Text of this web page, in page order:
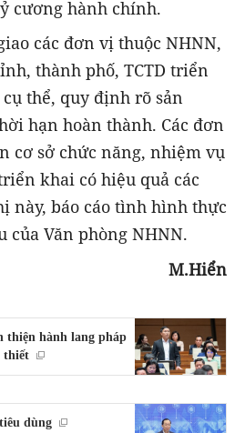
cương hành chính.
các đơn vị thuộc NHNN,
thành phố, TCTD triển
thể, quy định rõ sản
hạn hoàn thành. Các đơn
cơ sở chức năng, nhiệm vụ
khai có hiệu quả các
này, báo cáo tình hình thực
của Văn phòng NHNN.
M.Hiển
thiện hành lang pháp
thiết
dùng